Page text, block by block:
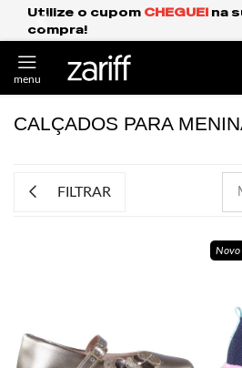
Utilize o cupom CHEGUEI na
compra!
anterior
CALÇADOS PARA
FILTRAR
Novo